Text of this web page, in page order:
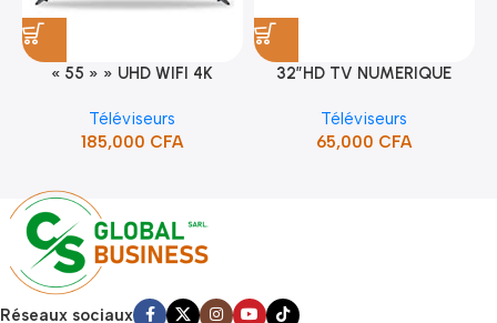
« 55 » » UHD WIFI 4K
Téléviseurs
185,000 CFA
32″HD TV NUMERIQUE
BORDURE/SUPPORT(STT-
5132A)
Téléviseurs
65,000 CFA
Réseaux sociaux